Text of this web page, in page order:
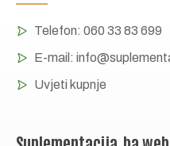
Telefon: 060 33 83 699
E-mail:
Uvjeti kupnje